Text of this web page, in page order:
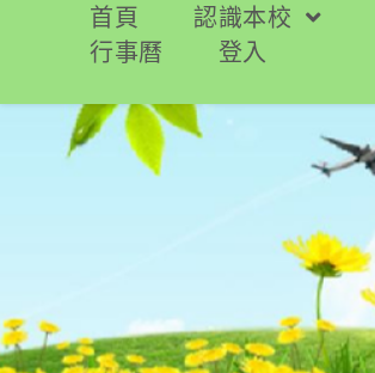
要
首頁 認識本校
行事曆
登入